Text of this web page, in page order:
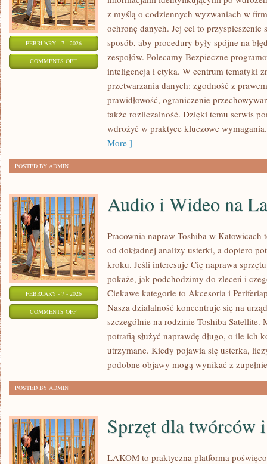
FEBRUARY - 7 - 2026
COMMENTS OFFON
PROCEDURY
WEWNĘTRZNE
z myślą o codziennych wyzwaniach w
ochronę danych. Jej cel to przyspieszenie
sposób, aby procedury były spójne na
zespołów. Polecamy Bezpieczne
inteligencja i etyka. W centrum tematyki
przetwarzania danych: zgodność z
prawidłowość, ograniczenie
także rozliczalność. Dzięki temu serwis
wdrożyć w praktyce kluczowe
More ]
POSTED BY ADMIN
FEBRUARY - 7 - 2026
COMMENTS OFFON
Audio i Wideo na
Pracownia napraw Toshiba w
od dokładnej analizy usterki, a dopiero
kroku. Jeśli interesuje Cię naprawa
pokaże, jak podchodzimy do zleceń i
Ciekawe kategorie to Akcesoria i
Nasza działalność koncentruje się na
szczególnie na rodzinie Toshiba Satellite.
potrafią służyć naprawdę długo, o ile ich
utrzymane. Kiedy pojawia się usterka,
podobne objawy mogą wynikać z
POSTED BY ADMIN
Sprzęt dla twórców
LAKOM to praktyczna platforma